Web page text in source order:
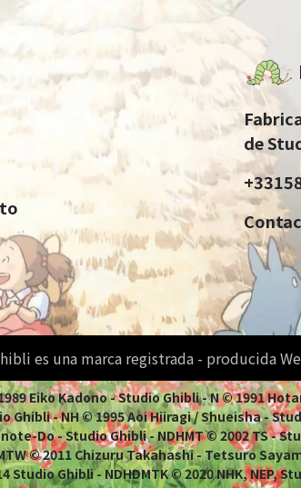
de
es una marca registrada - producida
Eiko Kadono - Studio Ghibli - N © 1991
- NH © 1995 Aoi Hiiragi / Shueisha -
Do - Studio Ghibli - NDHMT © 2002 TS -
© 2011 Chizuru Takahashi - Tetsuro
Ghibli - NDHDMTK © 2020 NHK, NEP,